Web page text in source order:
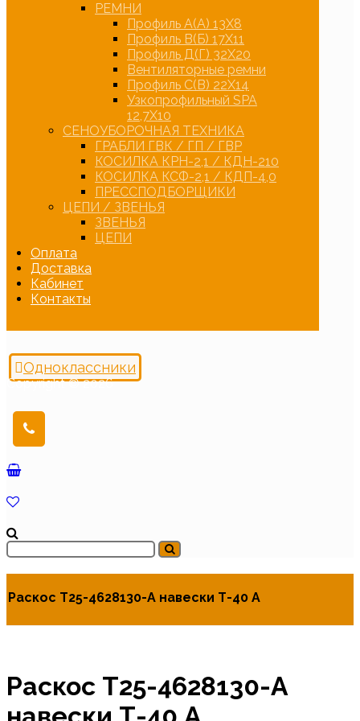
РЕМНИ
Профиль А(А) 13Х8
Профиль В(Б) 17Х11
Профиль Д(Г) 32Х20
Вентиляторные ремни
Профиль С(В) 22Х14
Узкопрофильный SPA
12,7Х10
СЕНОУБОРОЧНАЯ ТЕХНИКА
ГРАБЛИ ГВК / ГП / ГВР
КОСИЛКА КРН-2,1 / КДН-210
КОСИЛКА КСФ-2,1 / КДП-4,0
ПРЕССПОДБОРЩИКИ
ЦЕПИ / ЗВЕНЬЯ
ЗВЕНЬЯ
ЦЕПИ
Оплата
Доставка
Кабинет
Контакты
Одноклассники
Copyright © 2026
Раскос Т25-4628130-А навески Т-40 А
Раскос Т25-4628130-А